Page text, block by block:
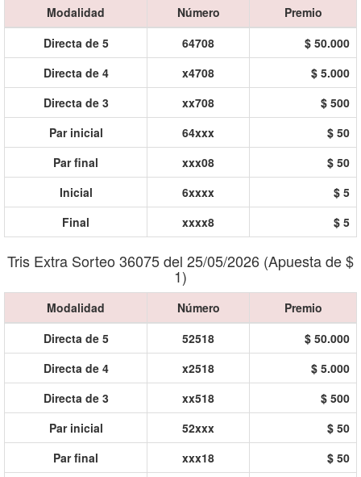
Modalidad Número
Premio
Directa de 5
64708
$ 50.000
Directa de 4
x4708
$ 5.000
Directa de 3
xx708
$ 500
Par inicial
64xxx
$ 50
Par final
xxx08
$ 50
Inicial
6xxxx
$ 5
Final
xxxx8 $ 5
Tris Extra Sorteo 36075 del 25/05/2026 (Apuesta de $
1)
Modalidad Número
Premio
Directa de 5
52518
$ 50.000
Directa de 4
x2518
$ 5.000
Directa de 3
xx518
$ 500
Par inicial
52xxx
$ 50
Par final
xxx18
$ 50